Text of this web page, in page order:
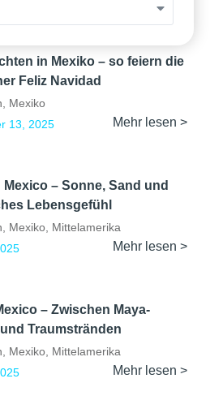
in Mexiko – so feiern die
Feliz Navidad
, Mexiko
13, 2025
Mehr lesen >
– Sonne, Sand und
Lebensgefühl
, Mexiko, Mittelamerika
Mehr lesen >
– Zwischen Maya-
Traumstränden
, Mexiko, Mittelamerika
Mehr lesen >